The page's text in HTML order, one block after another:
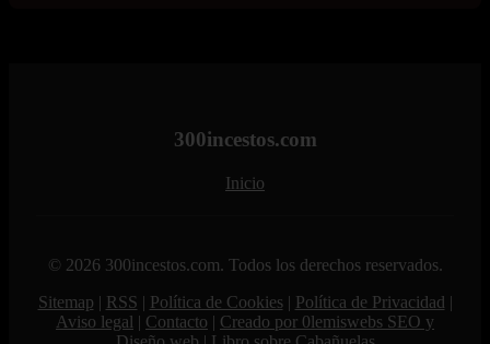
300incestos.com
Inicio
© 2026 300incestos.com. Todos los derechos reservados.
Sitemap | RSS | Política de Cookies| Política de Privacidad |
Aviso legal | Contacto | Creado por 0lemiswebs SEO y